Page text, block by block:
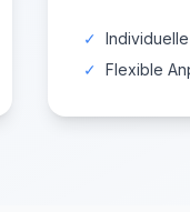
✓
✓ Flexible